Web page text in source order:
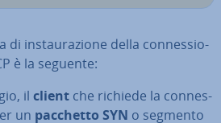
di in­stau­ra­zio­ne della con­nes­sio­
è la seguente:
il client che richiede la con­nes­
un pacchetto SYN o segmento